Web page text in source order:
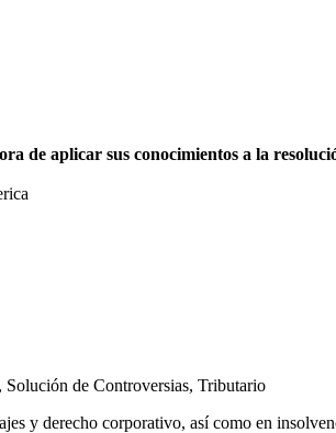
de aplicar sus conocimientos a la
, Solución de Controversias, Tributario
y derecho corporativo, así como en